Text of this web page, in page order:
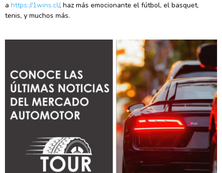
a https://1wins.cl/, haz más emocionante el fútbol, el basquet,
tenis, y muchos más.